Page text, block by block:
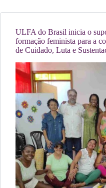
ULFA do Brasil inicia o
formação feminista para a
de Cuidado, Luta e